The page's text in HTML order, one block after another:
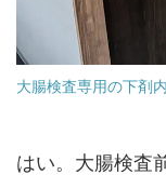
大腸検査専用の下剤
はい。大腸検査